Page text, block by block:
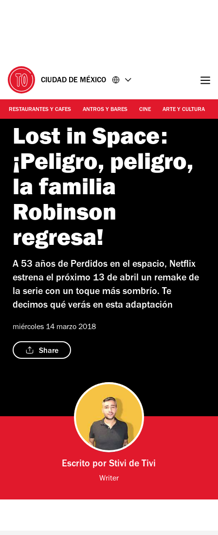
CIUDAD DE MÉXICO
RESTAURANTES Y CAFES ANTROS Y BARES CINE ARTE Y CULTURA
Lost in Space:
¡Peligro, peligro,
la familia
Robinson
regresa!
A 53 años de Perdidos en el espacio, Netflix
estrena el próximo 13 de abril un remake de
la serie con un toque más sombrío. Te
decimos qué verás en esta adaptación
miércoles 14 marzo 2018
Share
Escrito porStivi de Tivi
Writer